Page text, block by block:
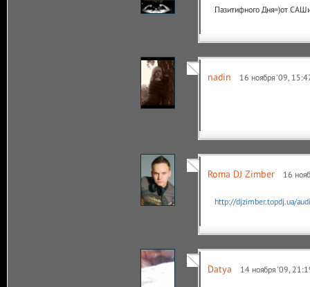
Пазитифного Дня=)от
nadin 16 ноября '09,
Roma DJ Zimber 16
http://djzimber.topdj.ua/
Datya 14 ноября '09,